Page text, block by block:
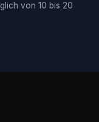
von 10 bis 20